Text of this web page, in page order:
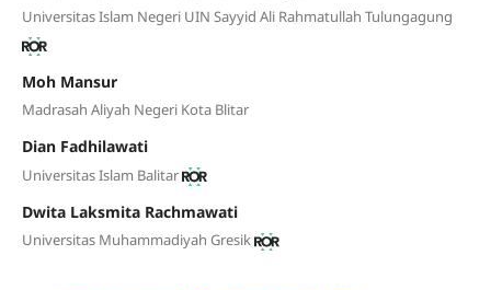
Universitas Islam Negeri UIN Sayyid Ali Rahmatullah Tulungagung
Moh Mansur
Madrasah Aliyah Negeri Kota Blitar
Dian Fadhilawati
Universitas Islam Balitar
Dwita Laksmita Rachmawati
Universitas Muhammadiyah Gresik